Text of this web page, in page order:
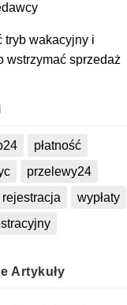
tryb wakacyjny i
wstrzymać sprzedaż
płatność
przelewy24
rejestracja
wypłaty
Artykuły